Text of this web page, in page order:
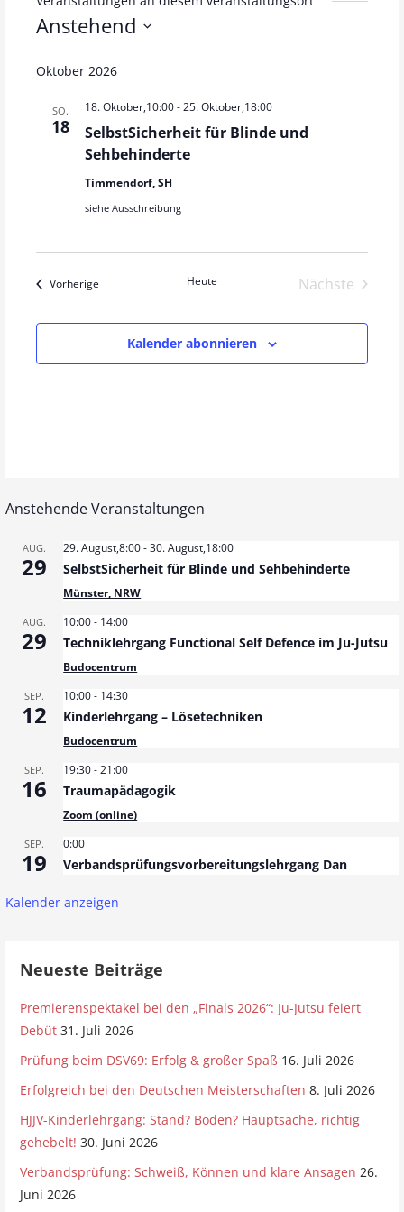
Anstehend
a
e
n
Oktober 2026
SO.
18
SelbstSicherheit für Blinde und
Sehbehinderte
18. Oktober,10:00-25. Oktober,18:00
Timmendorf, SH
siehe Ausschreibung
Vorherige Heute Nächste
Kalender abonnieren
Anstehende Veranstaltungen
AUG.
29
29. August,8:00-30. August,18:00
SelbstSicherheit für Blinde und Sehbehinderte
Münster, NRW
AUG.
29
10:00- 14:00
Techniklehrgang Functional Self Defence im Ju-Jutsu
Budocentrum
SEP.
12
10:00- 14:30
Kinderlehrgang – Lösetechniken
Budocentrum
SEP.
16
19:30-21:00
Traumapädagogik
Zoom (online)
SEP.
19
0:00
Verbandsprüfungsvorbereitungslehrgang Dan
Kalender anzeigen
Neueste Beiträge
Premierenspektakel bei den „Finals 2026“: Ju-Jutsu feiert
Debüt 31. Juli 2026
Prüfung beim DSV69: Erfolg & großer Spaß 16. Juli 2026
Erfolgreich bei den Deutschen Meisterschaften 8. Juli 2026
HJJV-Kinderlehrgang: Stand? Boden? Hauptsache, richtig
gehebelt! 30. Juni 2026
Verbandsprüfung: Schweiß, Können und klare Ansagen 26.
Juni 2026